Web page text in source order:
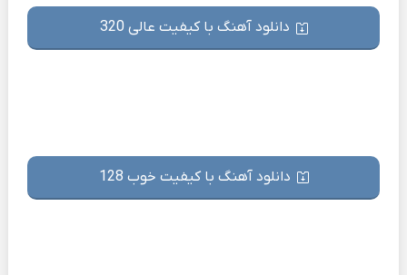
دانلود آهنگ با کیفیت عالی 320
دانلود آهنگ با کیفیت خوب 128